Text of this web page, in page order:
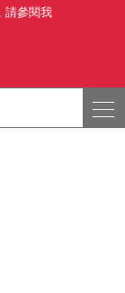
網站地圖
請參閱我